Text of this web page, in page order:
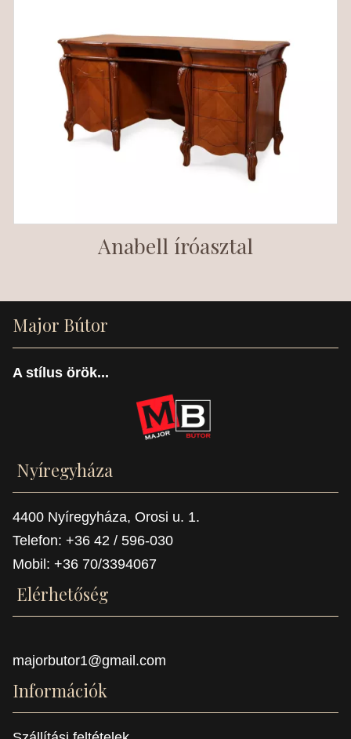
Anabell íróasztal
Major Bútor
A stílus örök...
Nyíregyháza
4400 Nyíregyháza, Orosi u. 1.
Telefon: +36 42 / 596-030
Mobil: +36 70/3394067
Elérhetőség
majorbutor1@gmail.com
Információk